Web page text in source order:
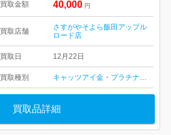
買取金額 40,000 円
買取店舗
さすがやそよら飯田アップル
ロード店
買取日 12月22日
買取種別 キャッツアイ金・プラチナダイヤ・
買取品詳細